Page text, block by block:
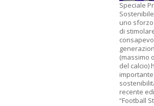
Speciale
uno
di
(massimo
del calcio)
recente
“Football